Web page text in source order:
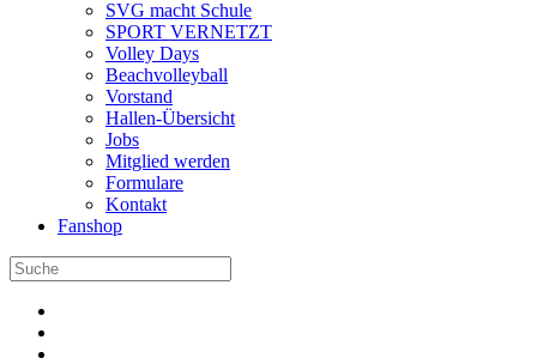
SVG macht Schule
SPORT VERNETZT
Volley Days
Beachvolleyball
Vorstand
Hallen-Übersicht
Jobs
Mitglied werden
Formulare
Kontakt
Fanshop